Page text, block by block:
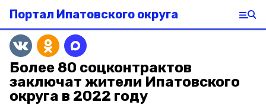
Портал Ипатовского округа
Более 80 соцконтрактов
заключат жители Ипатовского
округа в 2022 году